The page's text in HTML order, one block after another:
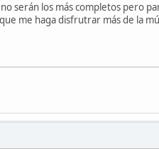
los más completos pero
me haga disfrutrar más de la